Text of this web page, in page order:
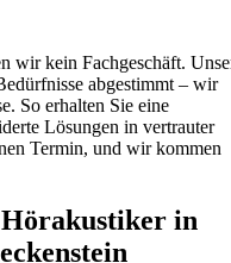
wir kein Fachgeschäft.
abgestimmt – wir
So erhalten Sie eine
Lösungen in vertrauter
Termin, und wir kommen
in